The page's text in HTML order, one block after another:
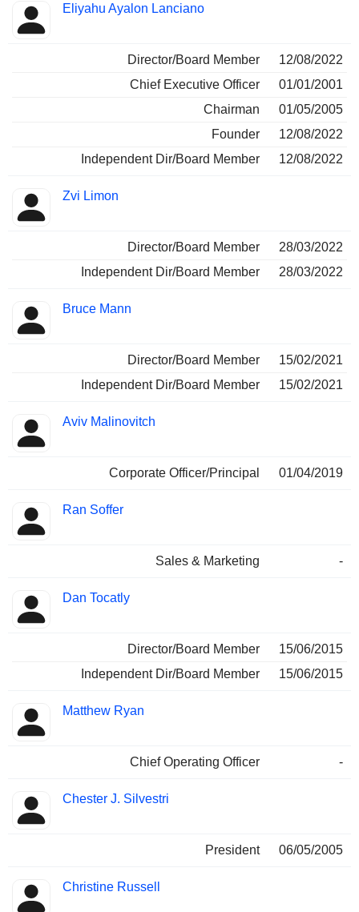
Eliyahu Ayalon Lanciano
Director/Board Member
12/08/2022
Chief Executive Officer
01/01/2001
Chairman
01/05/2005
Founder
12/08/2022
Independent Dir/Board Member
12/08/2022
Zvi Limon
Director/Board Member
28/03/2022
Independent Dir/Board Member
28/03/2022
Bruce Mann
Director/Board Member
15/02/2021
Independent Dir/Board Member
15/02/2021
Aviv Malinovitch
Corporate Officer/Principal 01/04/2019
Ran Soffer
Sales & Marketing -
Dan Tocatly
Director/Board Member
15/06/2015
Independent Dir/Board Member
15/06/2015
Matthew Ryan
Chief Operating Officer -
Chester J. Silvestri
President 06/05/2005
Christine Russell